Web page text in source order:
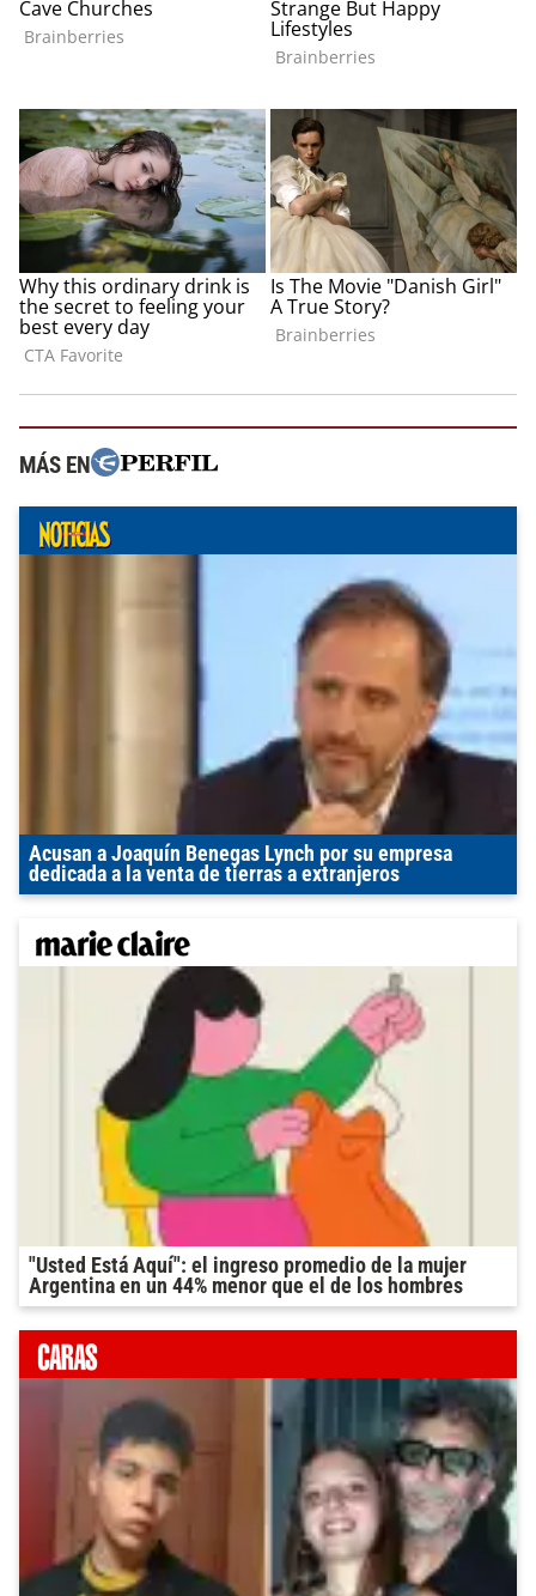
MÁS EN
Acusan a Joaquín Benegas Lynch por su empresa
dedicada a la venta de tierras a extranjeros
"Usted Está Aquí": el ingreso promedio de la mujer
Argentina en un 44% menor que el de los hombres